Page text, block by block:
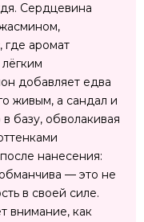
Сердцевина
аромат
добавляет едва
живым, а сандал и
базу, обволакивая
нанесения:
— это не
в своей силе.
внимание, как